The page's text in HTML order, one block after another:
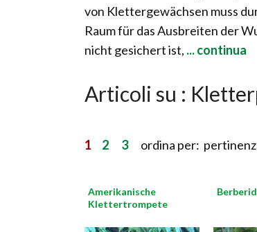
von Klettergewächsen muss
Raum für das Ausbreiten der
nicht gesichert ist, ... continua
Articoli su :
1 2 3ordina per:
Amerikanische
Klettertrompete